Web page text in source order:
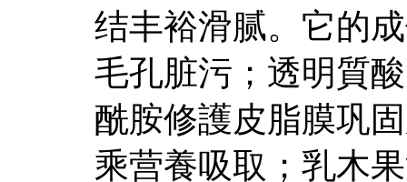
结丰裕滑腻。它的
毛孔脏污；透明質
酰胺修護皮脂膜巩
乘营養吸取；乳木